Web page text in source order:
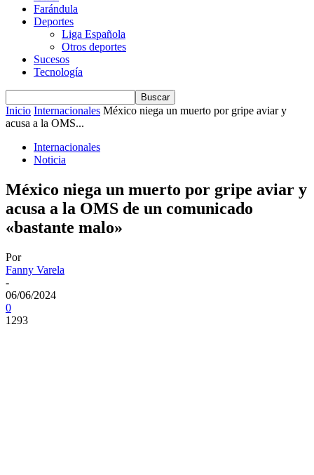
Farándula
Deportes
Liga Española
Otros deportes
Sucesos
Tecnología
Inicio Internacionales México niega un muerto por gripe aviar y
acusa a la OMS...
Internacionales
Noticia
México niega un muerto por gripe aviar y
acusa a la OMS de un comunicado
«bastante malo»
Por
Fanny Varela
-
06/06/2024
0
1293